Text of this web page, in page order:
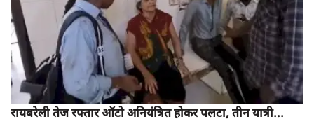
रायबरेली तेज रफ्तार ऑटो अनियंत्रित होकर पलटा, तीन यात्री...